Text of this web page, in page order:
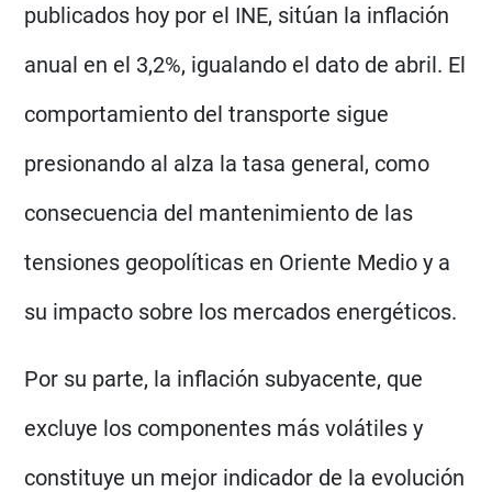
publicados hoy por el INE, sitúan la inflación
anual en el 3,2%, igualando el dato de abril. El
comportamiento del transporte sigue
presionando al alza la tasa general, como
consecuencia del mantenimiento de las
tensiones geopolíticas en Oriente Medio y a
su impacto sobre los mercados energéticos.
Por su parte, la inflación subyacente, que
excluye los componentes más volátiles y
constituye un mejor indicador de la evolución